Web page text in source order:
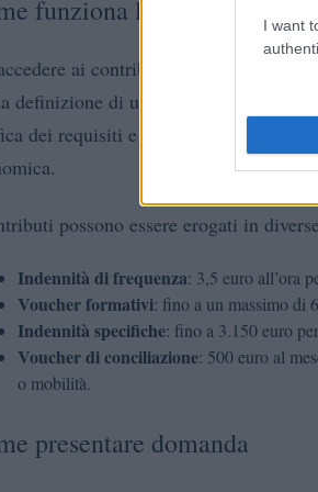
I want
funziona l’erogazione dei
ai contributi, le destinatarie
definizione di un progetto
dei requisiti e prevede
possono essere erogati in
Indennità di frequenza: 3,5 euro all’ora
Voucher formativi: fino a un massimo di
Indennità specifiche: fino a 3.150 euro
Voucher di conciliazione: 500 euro al
o mobilità.
presentare domanda